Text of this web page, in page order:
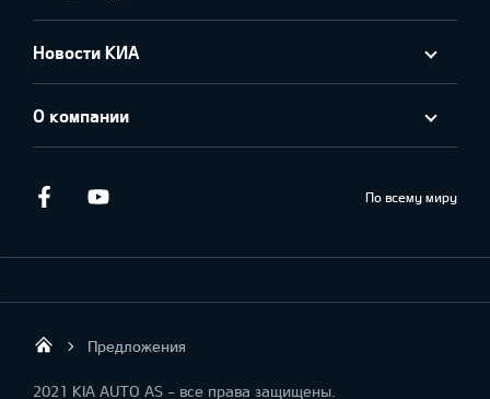
Новости КИА
О компании
Facebook По всему миру
KIA AUTO AS
Предложения
2021 KIA AUTO AS - все права защищены.